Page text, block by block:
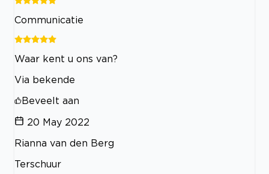
Communicatie
Waar kent u ons van?
Via bekende
Beveelt aan
20 May 2022
Rianna van den Berg
Terschuur